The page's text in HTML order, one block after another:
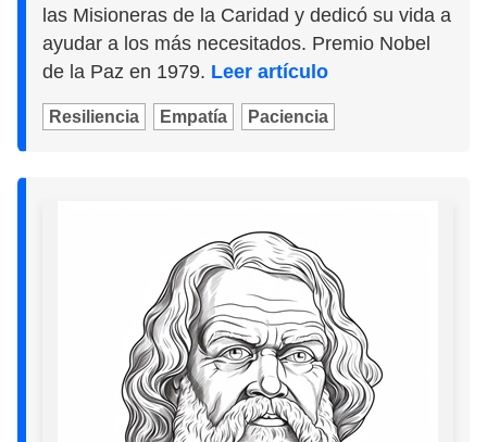
las Misioneras de la Caridad y dedicó su vida a
ayudar a los más necesitados. Premio Nobel
de la Paz en 1979. Leer artículo
Resiliencia Empatía Paciencia